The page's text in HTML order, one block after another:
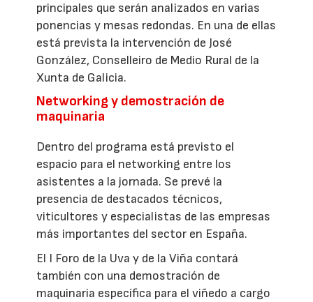
principales que serán analizados en varias
ponencias y mesas redondas. En una de ellas
está prevista la intervención de José
González, Conselleiro de Medio Rural de la
Xunta de Galicia.
Networking y demostración de
maquinaria
Dentro del programa está previsto el
espacio para el networking entre los
asistentes a la jornada. Se prevé la
presencia de destacados técnicos,
viticultores y especialistas de las empresas
más importantes del sector en España.
El I Foro de la Uva y de la Viña contará
también con una demostración de
maquinaria específica para el viñedo a cargo